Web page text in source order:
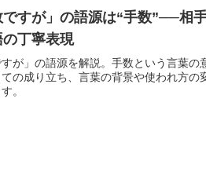
ですが」の語源は“手数”──相
の丁寧表現
すが」の語源を解説。手数という言葉の
の成り立ち、言葉の背景や使われ方の
。